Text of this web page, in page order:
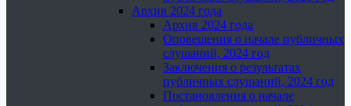
Архив 2024 года
Архив 2024 года
Оповещения о начале публичных
слушаний, 2024 год
Заключения о результатах
публичных слушаний, 2024 год
Постановления о начале